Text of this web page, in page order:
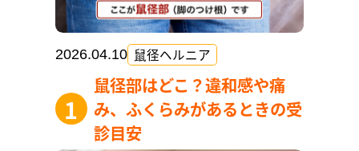
2026.04.10 鼠径ヘルニア
鼠径部はどこ？違和感や痛
み、ふくらみがあるときの受
診目安